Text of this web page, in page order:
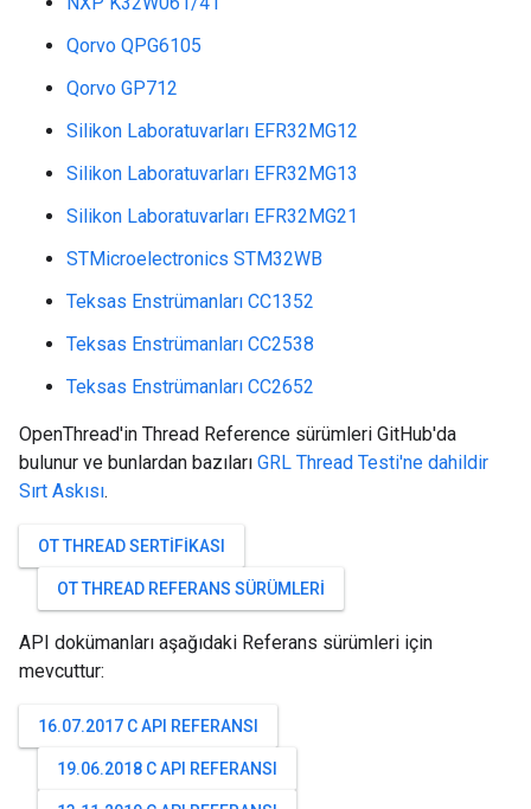
Qorvo QPG6105
Qorvo GP712
Silikon Laboratuvarları EFR32MG12
Silikon Laboratuvarları EFR32MG13
Silikon Laboratuvarları EFR32MG21
STMicroelectronics STM32WB
Teksas Enstrümanları CC1352
Teksas Enstrümanları CC2538
Teksas Enstrümanları CC2652
OpenThread'in Thread Reference sürümleri GitHub'da
bulunur ve bunlardan bazıları GRL Thread Testi'ne dahildir
Sırt Askısı.
OT THREAD SERTIFIKASI
OT THREAD REFERANS SÜRÜMLERI
API dokümanları aşağıdaki Referans sürümleri için
mevcuttur:
16.07.2017 C API REFERANSI
19.06.2018 C API REFERANSI